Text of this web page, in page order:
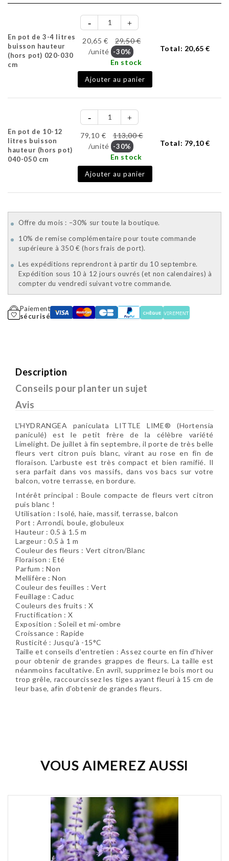
En pot de 3-4 litres
buisson hauteur
(hors pot) 020-030
cm
20,65 €
29,50 €
/unité -30%
En stock
Ajouter au panier
Total: 20,65 €
En pot de 10-12
litres buisson
hauteur (hors pot)
040-050 cm
79,10 €
113,00 €
/unité -30%
En stock
Ajouter au panier
Total: 79,10 €
Offre du mois : –30% sur toute la boutique.
10% de remise complémentaire pour toute commande
supérieure à 350 € (hors frais de port).
Les expéditions reprendront à partir du 10 septembre.
Expédition sous 10 à 12 jours ouvrés (et non calendaires) à
compter du vendredi suivant votre commande.
Paiement
sécurisé
Description
Conseils pour planter un sujet
Avis
L'HYDRANGEA paniculata LITTLE LIME® (Hortensia
paniculé) est le petit frère de la célèbre variété
Limelight. De juillet à fin septembre, il porte de très belle
fleurs vert citron puis blanc, virant au rose en fin de
floraison. L'arbuste est très compact et bien ramifié. Il
sera parfait dans vos massifs, dans vos bacs sur votre
balcon, votre terrasse, en bordure.
Intérêt principal : Boule compacte de fleurs vert citron
puis blanc !
Utilisation : Isolé, haie, massif, terrasse, balcon
Port :Arrondi, boule, globuleux
Hauteur : 0.5 à 1.5 m
Largeur : 0.5 à 1 m
Couleur des fleurs : Vert citron/Blanc
Floraison : Eté
Parfum : Non
Mellifère : Non
Couleur des feuilles : Vert
Feuillage : Caduc
Couleurs des fruits : X
Fructification : X
Exposition : Soleil et mi-ombre
Croissance : Rapide
Rusticité : Jusqu'à -15°C
Taille et conseils d'entretien : Assez courte en fin d'hiver
pour obtenir de grandes grappes de fleurs. La taille est
néanmoins facultative. En avril, supprimez le bois mort ou
trop grêle, raccourcissez les tiges ayant fleuri à 15 cm de
leur base, afin d'obtenir de grandes fleurs.
VOUS AIMEREZ AUSSI